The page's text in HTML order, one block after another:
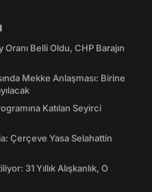
Belli Oldu, CHP Barajın
Mekke Anlaşması: Birine
Katılan Seyirci
Çerçeve Yasa Selahattin
31 Yıllık Alışkanlık, O